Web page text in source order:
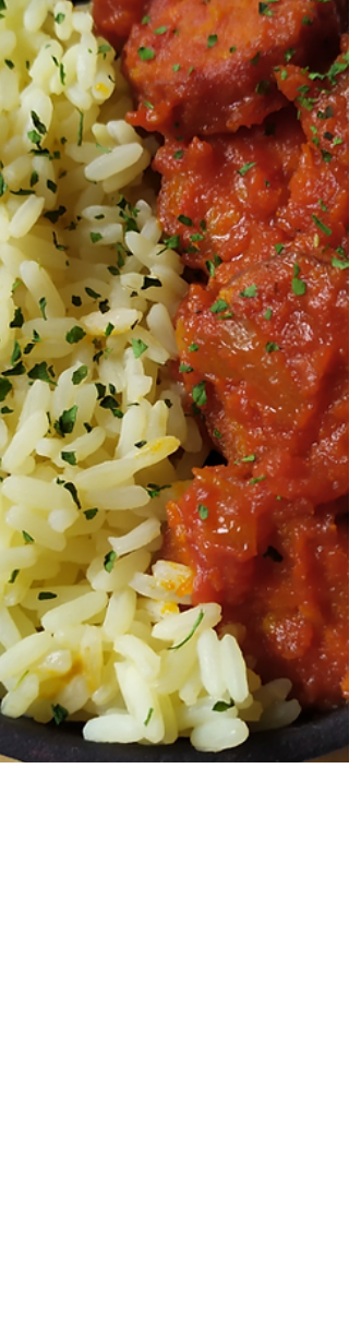
Laissez-vous tenter par cette petite tarte pleine de
saveurs !